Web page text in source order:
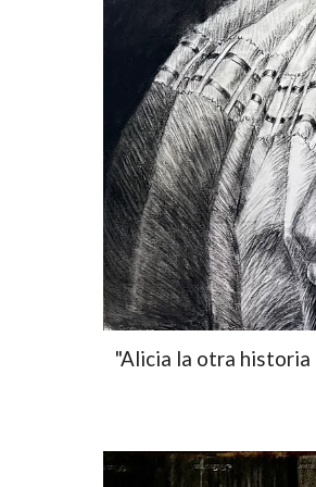
"Alicia la otra historia